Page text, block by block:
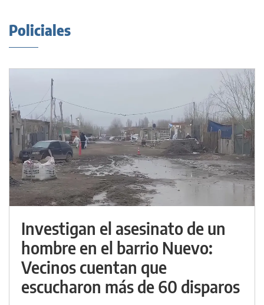
Policiales
Investigan el asesinato de un
hombre en el barrio Nuevo:
Vecinos cuentan que
escucharon más de 60 disparos